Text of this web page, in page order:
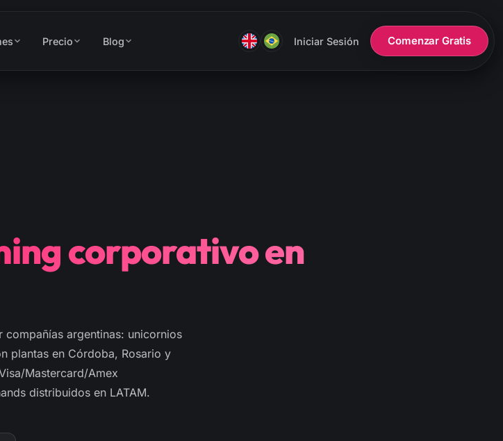
Precio Blog Iniciar Sesión Comenzar Gratis
corporativo en
argentinas: unicornios
plantas en Córdoba, Rosario y
Mastercard/Amex
distribuidos en LATAM.